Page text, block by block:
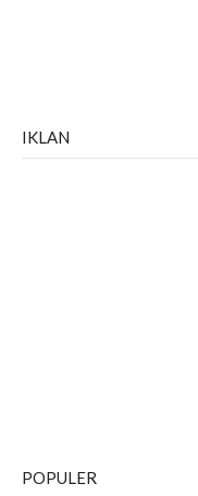
IKLAN
POPULER